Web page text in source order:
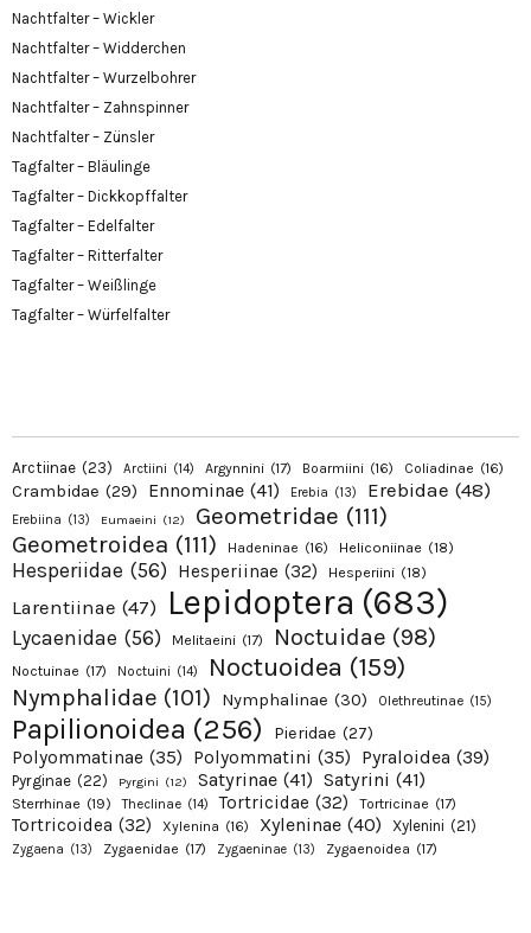
Nachtfalter – Wickler
Nachtfalter – Widderchen
Nachtfalter – Wurzelbohrer
Nachtfalter – Zahnspinner
Nachtfalter – Zünsler
Tagfalter – Bläulinge
Tagfalter – Dickkopffalter
Tagfalter – Edelfalter
Tagfalter – Ritterfalter
Tagfalter – Weißlinge
Tagfalter – Würfelfalter
Arctiinae (23) Arctiini (14) Argynnini (17) Boarmiini (16) Coliadinae (16)
Crambidae (29) Ennominae (41) Erebia (13) Erebidae (48)
Erebiina (13) Eumaeini (12) Geometridae (111)
Geometroidea (111) Hadeninae (16) Heliconiinae (18)
Hesperiidae (56) Hesperiinae (32) Hesperiini (18)
Larentiinae (47) Lepidoptera (683)
Lycaenidae (56) Melitaeini (17) Noctuidae (98)
Noctuinae (17) Noctuini (14) Noctuoidea (159)
Nymphalidae (101) Nymphalinae (30) Olethreutinae (15)
Papilionoidea (256) Pieridae (27)
Polyommatinae (35) Polyommatini (35) Pyraloidea (39)
Pyrginae (22) Pyrgini (12) Satyrinae (41) Satyrini (41)
Sterrhinae (19) Theclinae (14) Tortricidae (32) Tortricinae (17)
Tortricoidea (32) Xylenina (16) Xyleninae (40) Xylenini (21)
Zygaena (13) Zygaenidae (17) Zygaeninae (13) Zygaenoidea (17)